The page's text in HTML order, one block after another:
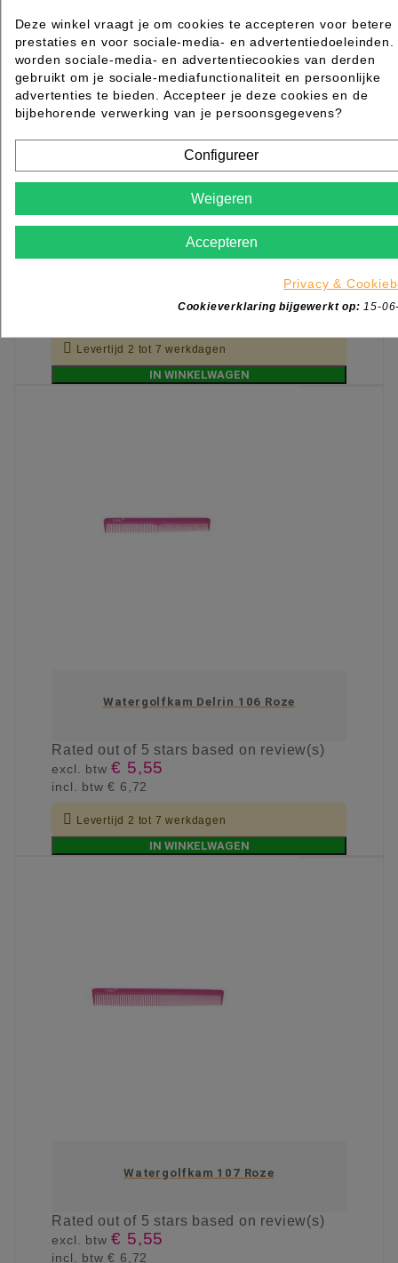
review(s)
 Levertijd 2 tot 7 werkdagen
IN WINKELWAGEN
Watergolfkam Delrin 106 Roze
Ratedout of 5 stars based on review(s)
excl. btw€ 5,55
incl. btw€ 6,72
 Levertijd 2 tot 7 werkdagen
IN WINKELWAGEN
Watergolfkam 107 Roze
Ratedout of 5 stars based on review(s)
excl. btw€ 5,55
incl. btw€ 6,72
Deze winkel vraagt je om cookies te accepteren voor betere
prestaties en voor sociale-media- en advertentiedoeleinden.
worden sociale-media- en advertentiecookies van derden
gebruikt om je sociale-mediafunctionaliteit en persoonlijke
advertenties te bieden. Accepteer je deze cookies en de
bijbehorende verwerking van je persoonsgegevens?
Configureer
Weigeren
Accepteren
Privacy &
Cookieverklaring bijgewerkt op: 15-